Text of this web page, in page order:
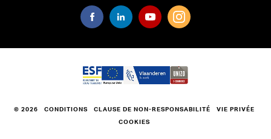
© 2026 CONDITIONS CLAUSE DE NON-RESPONSABILITÉ VIE PRIVÉE
COOKIES